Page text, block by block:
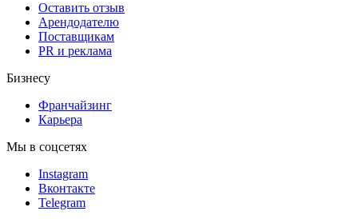
Оставить отзыв
Арендодателю
Поставщикам
PR и реклама
Бизнесу
Франчайзинг
Карьера
Мы в соцсетях
Instagram
Вконтакте
Telegram